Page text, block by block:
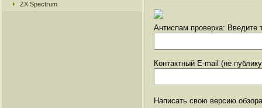
ZX Spectrum
Антиспам проверка: Введите
Контактный E-mail (не
Написать свою версию